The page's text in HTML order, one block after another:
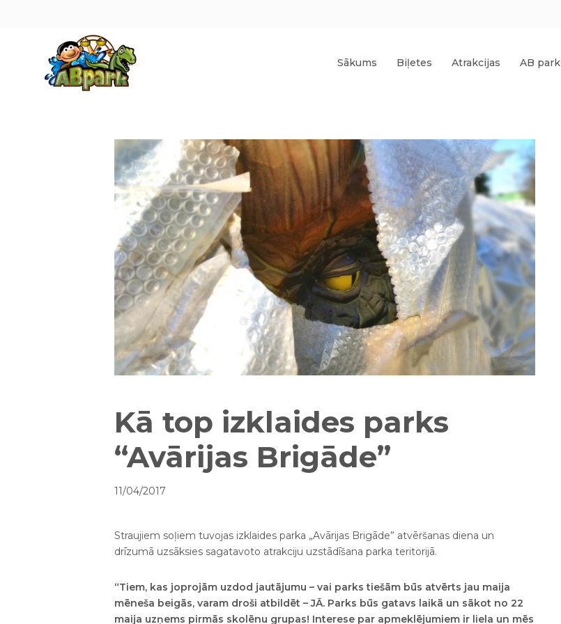
Sākums Biļetes Atrakcijas AB park
Kā top izklaides parks
“Avārijas Brigāde”
11/04/2017
Straujiem soļiem tuvojas izklaides parka „Avārijas Brigāde” atvēršanas diena un
drīzumā uzsāksies sagatavoto atrakciju uzstādīšana parka teritorijā.
“Tiem, kas joprojām uzdod jautājumu – vai parks tiešām būs atvērts jau maija
mēneša beigās, varam droši atbildēt – JĀ. Parks būs gatavs laikā un sākot no 22
maija uzņems pirmās skolēnu grupas! Interese par apmeklējumiem ir liela un mēs